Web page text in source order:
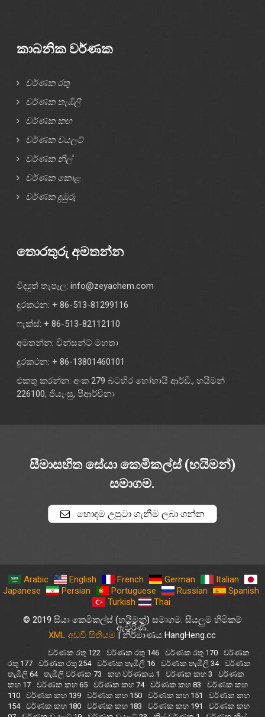
කාබනික වර්ණක
වර්ණක රතු
වර්ණක තැඹිලි
වර්ණක කහ
වර්ණක වයලට්
වර්ණක නිල්
වර්ණක කොළ
වර්ණක දුඹුරු
තොරතුරු අමතන්න
විද්‍යුත් තැපෑල:info@zeyachem.com
දුරකථන: + 86-513-81299116
ෆැක්ස්: + 86-513-82112110
අමතන්න: වින්සන්ට් මහතා
දුරකථන: + 86-13801460101
එකතු කරන්න: අංක 279 බටහිර හෝහායි ආර්ඩී., හයිමන්
226100, ජියැංසු, පීආර්චිනා
සීමාසහිත සේයා කෙමිකල්ස් (හයිමන්)
සමාගම.
හොඳම උපුටා ගැනීම ලබා ගන්න
Arabic English French German
Italian
Japanese
Persian Portuguese Russian
Spanish
Turkish
Thai
© 2019 සියා කෙමිකල්ස් (හයිමන්) සමාගම. සියලුම හිමිකම්
ඇවිරිණි.
XML අඩවි සිතියම | නිර්මාණය HangHeng.cc
වර්ණක රතු 122 වර්ණක රතු 146 වර්ණක රතු 170
වර්ණක
රතු 177
වර්ණක රතු 254 වර්ණක තැඹිලි 16 වර්ණක තැඹිලි 34
වර්ණක
තැඹිලි 64
තැඹිලි වර්ණක 73 කහ වර්ණකය 1 වර්ණක කහ 3
වර්ණක
කහ 17
වර්ණක කහ 65 වර්ණක කහ 74 වර්ණක කහ 83
වර්ණක කහ
110
වර්ණක කහ 139 වර්ණක කහ 150 වර්ණක කහ 151
වර්ණක කහ
154
වර්ණක කහ 180 වර්ණක කහ 183 වර්ණක කහ 191
වර්ණක කහ